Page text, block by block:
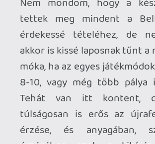
ezt megköszöntük volna egy ingyen
patch formájában is, ha már korán
invesztáltunk a Switch 2 konzolba, annak
megjelenési szakaszában. Apró
megfigyelés, de mintha a friss kontent
hangképe jobban illeszkedne a Switch 2
képességeihez. Mágikus csilingelések,
remek térbeliség érződik kézben tartva.
A lényeg tehát a friss kontenten van. Az
új tartalom pedig DLC-formában is
beszerezhető azok számára, akik az első
rész birtokában nem szeretnének teljes